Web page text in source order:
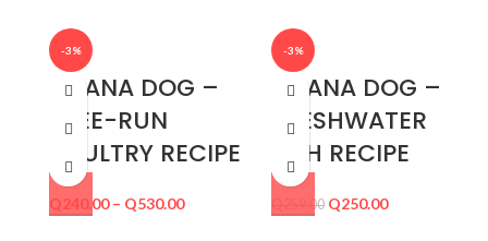
-3%
ACANA DOG –
FREE-RUN
POULTRY RECIPE
Q240.00 – Q530.00
-3%
ACANA DOG –
FRESHWATER
FISH RECIPE
259.00 Q250.00